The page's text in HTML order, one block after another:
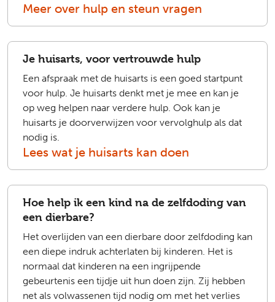
Meer over hulp en steun vragen
Je huisarts, voor vertrouwde hulp
Een afspraak met de huisarts is een goed startpunt
voor hulp. Je huisarts denkt met je mee en kan je
op weg helpen naar verdere hulp. Ook kan je
huisarts je doorverwijzen voor vervolghulp als dat
nodig is.
Lees wat je huisarts kan doen
Hoe help ik een kind na de zelfdoding van
een dierbare?
Het overlijden van een dierbare door zelfdoding kan
een diepe indruk achterlaten bij kinderen. Het is
normaal dat kinderen na een ingrijpende
gebeurtenis een tijdje uit hun doen zijn. Zij hebben
net als volwassenen tijd nodig om met het verlies